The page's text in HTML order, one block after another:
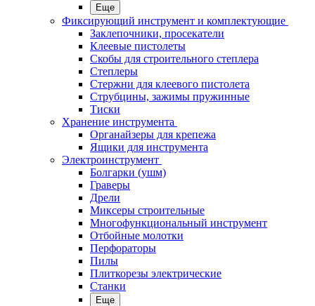
Еще
Фиксирующий инструмент и комплектующие
Заклепочники, просекатели
Клеевые пистолеты
Скобы для строительного степлера
Степлеры
Стержни для клеевого пистолета
Струбцины, зажимы пружинные
Тиски
Хранение инструмента
Органайзеры для крепежа
Ящики для инструмента
Электроинструмент
Болгарки (ушм)
Граверы
Дрели
Миксеры строительные
Многофункциональный инструмент
Отбойные молотки
Перфораторы
Пилы
Плиткорезы электрические
Станки
Еще